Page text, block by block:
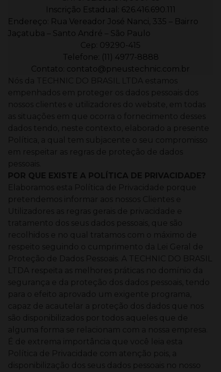
Inscrição Estadual: 626.416.690.111
Endereço: Rua Vereador José Nanci, 335 – Bairro
Jaçatuba – Santo André – São Paulo
Cep: 09290-415
Telefone: (11) 4977-8888
Contato: contato@pneustechnic.com.br
Nós da TECHNIC DO BRASIL LTDA estamos
empenhados em proteger os dados pessoais dos
nossos clientes e utilizadores do website, em todas
as situações em que ocorra o fornecimento desses
dados tendo, neste contexto, elaborado a presente
Política, a qual tem subjacente o seu compromisso
em respeitar as regras de proteção de dados
pessoais.
POR QUE EXISTE A POLÍTICA DE PRIVACIDADE?
Elaboramos esta Política de Privacidade porque
pretendemos informar aos nossos Clientes e
Utilizadores as regras gerais de privacidade e
tratamento dos seus dados pessoais, que são
recolhidos e no qual tratamos com o máximo de
respeito seguindo o cumprimento da Lei Geral de
Proteção de Dados Pessoais.
A TECHNIC DO BRASIL
LTDA respeita as melhores práticas no domínio da
segurança e da proteção dos dados pessoais, tendo
para o efeito aprovado um exigente programa,
capaz de acautelar a proteção dos dados que nos
são disponibilizados por todos aqueles que de
alguma forma se relacionam com a nossa empresa.
É de extrema importância que você leia esta
Política de Privacidade com atenção pois, a
disponibilização dos seus dados pessoais no nosso